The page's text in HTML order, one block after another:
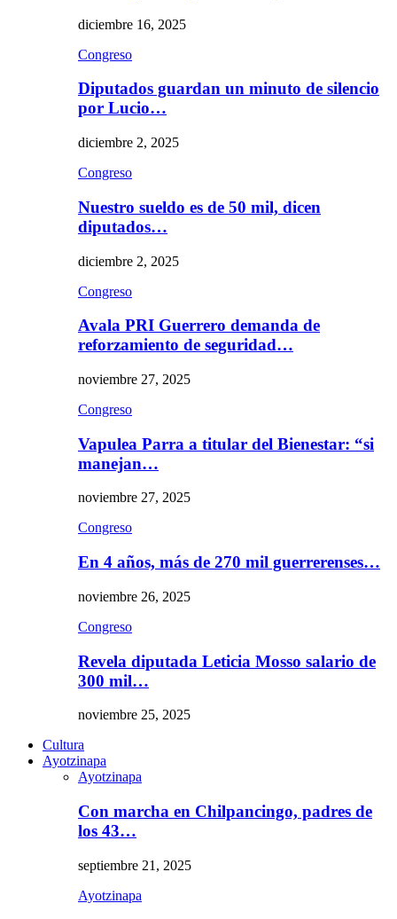
diciembre 16, 2025
Congreso
Diputados guardan un minuto de silencio
por Lucio…
diciembre 2, 2025
Congreso
Nuestro sueldo es de 50 mil, dicen
diputados…
diciembre 2, 2025
Congreso
Avala PRI Guerrero demanda de
reforzamiento de seguridad…
noviembre 27, 2025
Congreso
Vapulea Parra a titular del Bienestar: “si
manejan…
noviembre 27, 2025
Congreso
En 4 años, más de 270 mil guerrerenses…
noviembre 26, 2025
Congreso
Revela diputada Leticia Mosso salario de
300 mil…
noviembre 25, 2025
Cultura
Ayotzinapa
Ayotzinapa
Con marcha en Chilpancingo, padres de
los 43…
septiembre 21, 2025
Ayotzinapa